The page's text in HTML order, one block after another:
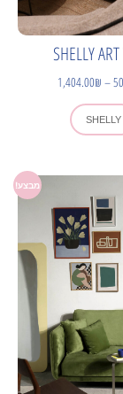
SHELLY
–
1,404.00₪
SHELLY
מבצע!